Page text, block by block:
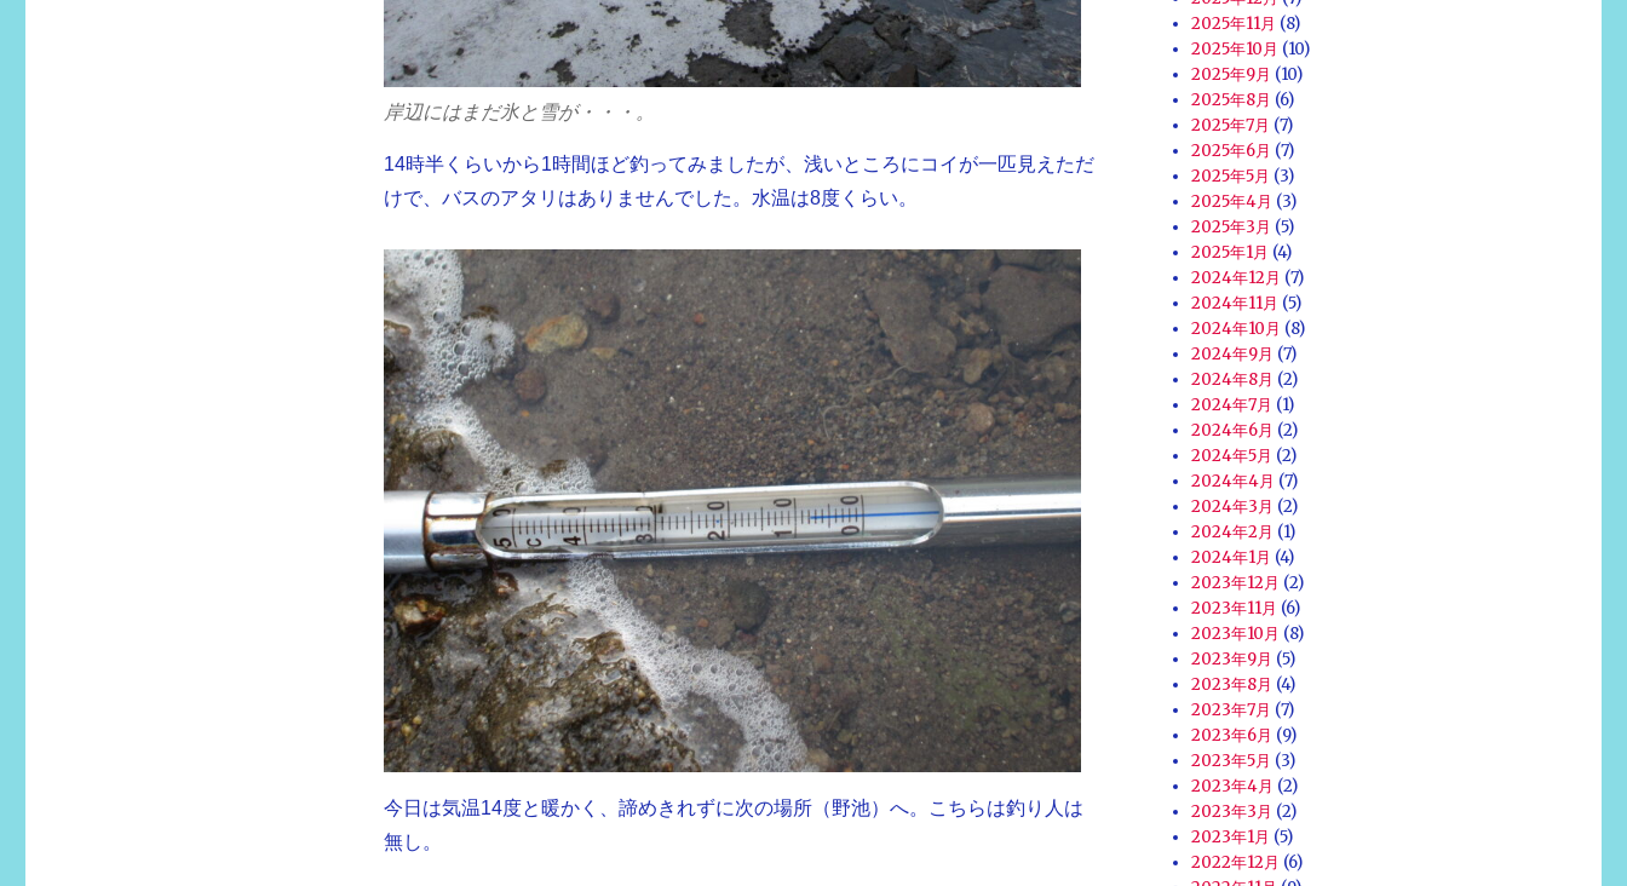
岸辺にはまだ氷と雪が・・・。
14時半くらいから1時間ほど釣ってみましたが、浅いところにコイが一匹見えただ
けで、バスのアタリはありませんでした。水温は8度くらい。
今日は気温14度と暖かく、諦めきれずに次の場所（野池）へ。こちらは釣り人は
無し。
2025年11月 (8)
2025年10月 (10)
2025年9月 (10)
2025年8月 (6)
2025年7月 (7)
2025年6月 (7)
2025年5月 (3)
2025年4月 (3)
2025年3月 (5)
2025年1月 (4)
2024年12月 (7)
2024年11月 (5)
2024年10月 (8)
2024年9月 (7)
2024年8月 (2)
2024年7月 (1)
2024年6月 (2)
2024年5月 (2)
2024年4月 (7)
2024年3月 (2)
2024年2月 (1)
2024年1月 (4)
2023年12月 (2)
2023年11月 (6)
2023年10月 (8)
2023年9月 (5)
2023年8月 (4)
2023年7月 (7)
2023年6月 (9)
2023年5月 (3)
2023年4月 (2)
2023年3月 (2)
2023年1月 (5)
2022年12月 (6)